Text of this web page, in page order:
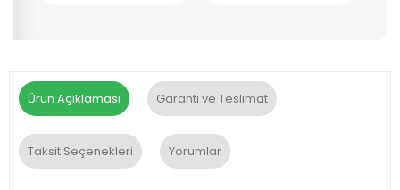
Ürün Açıklaması Garanti ve Teslimat
Taksit Seçenekleri Yorumlar